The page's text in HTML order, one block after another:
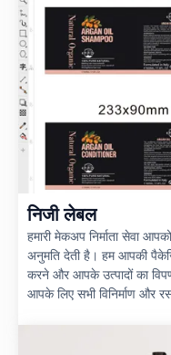
निजी लेबल
हमारी मेकअप निर्माता सेवा
अनुमति देती है। हम आपकी
करने और आपके उत्पादों का
आपके लिए सभी विनिर्माण और